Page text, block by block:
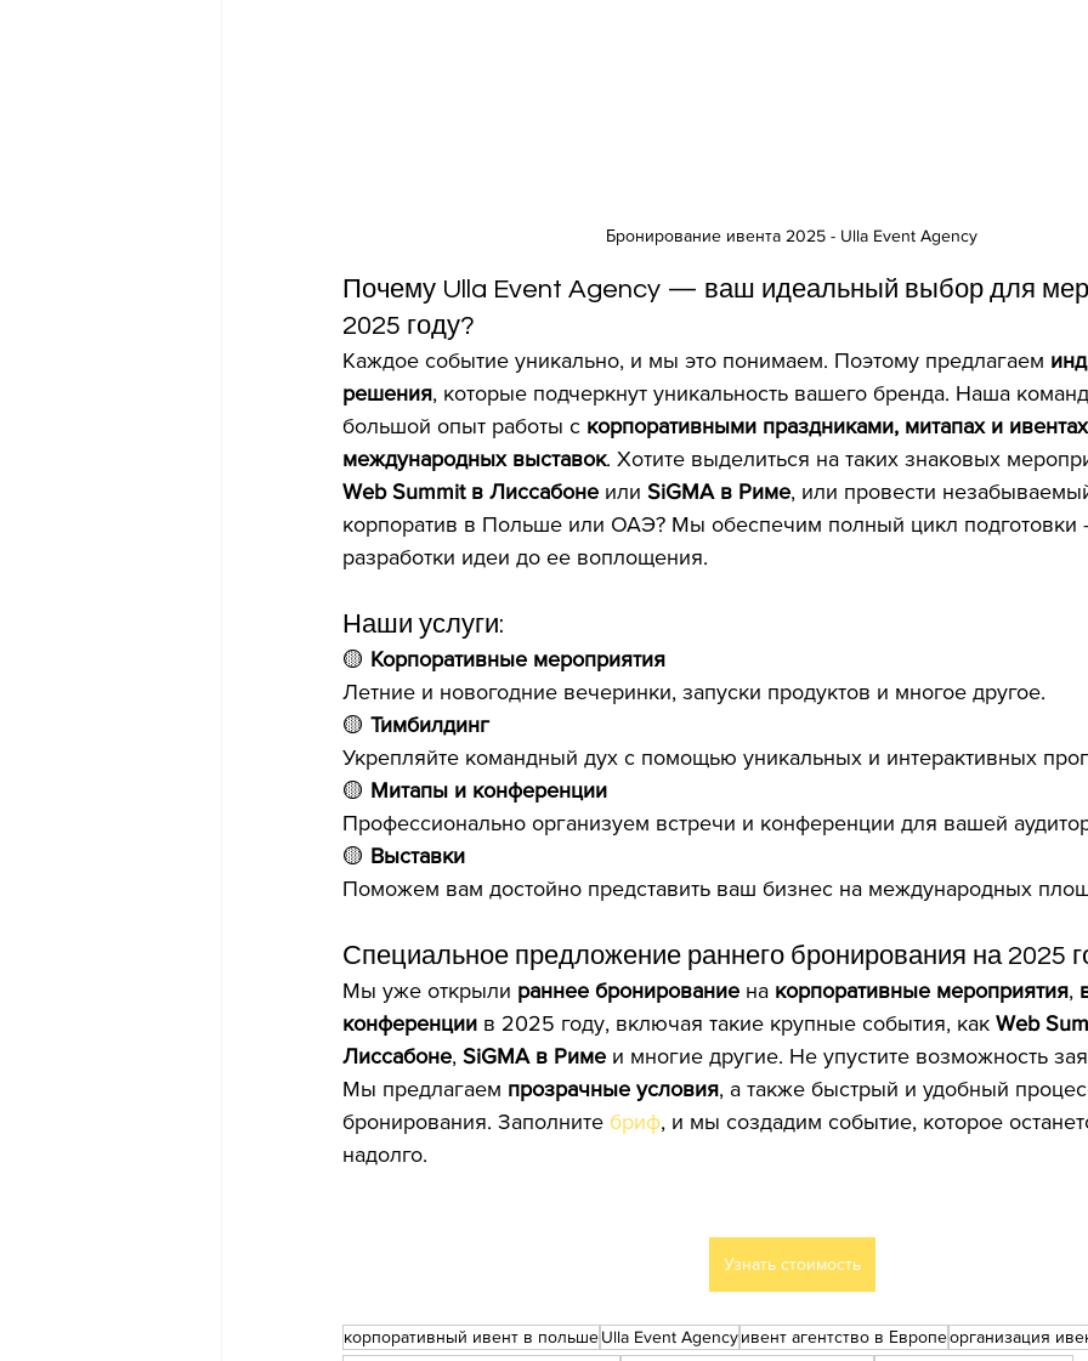
Бронирование ивента 2025 - Ulla Event Agency
Почему Ulla Event Agency — ваш идеальный выбор для
2025 году?
Каждое событие уникально, и мы это понимаем. Поэтому предлагаем
решения, которые подчеркнут уникальность вашего бренда. Наша
большой опыт работы с корпоративными праздниками, митапах и
международных выставок. Хотите выделиться на таких знаковых
Web Summit в Лиссабоне или SiGMA в Риме, или провести
корпоратив в Польше или ОАЭ? Мы обеспечим полный цикл
разработки идеи до ее воплощения.
Наши услуги:
🟡 Корпоративные мероприятия
Летние и новогодние вечеринки, запуски продуктов и многое другое.
🟡 Тимбилдинг
Укрепляйте командный дух с помощью уникальных и интерактивных
🟡 Митапы и конференции
Профессионально организуем встречи и конференции для вашей
🟡 Выставки
Поможем вам достойно представить ваш бизнес на международных
Специальное предложение раннего бронирования на 2025
Мы уже открыли раннее бронирование на корпоративные мероприятия,
конференции в 2025 году, включая такие крупные события, как Web
Лиссабоне, SiGMA в Риме и многие другие. Не упустите возможность
Мы предлагаем прозрачные условия, а также быстрый и удобный
бронирования. Заполните бриф, и мы создадим событие, которое
надолго.
Узнать стоимость
корпоративный ивент в польшеUlla Event Agencyивент агентство в Европеорганизация